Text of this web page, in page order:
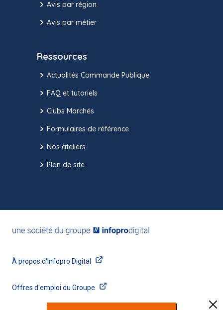
Avis par région
Avis par métier
Ressources
Actualités Commande Publique
FAQ et tutoriels
Clubs Marchés
Formulaires de référence
Nos ateliers
Plan de site